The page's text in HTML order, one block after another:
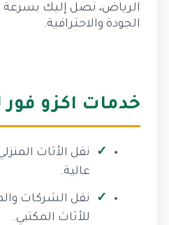
الرياض، نصل إليك
الجودة والاحترافية.
خدمات اكزو
نقل الأثاث
عالية.
نقل الشركات
للأثاث المكتبي.